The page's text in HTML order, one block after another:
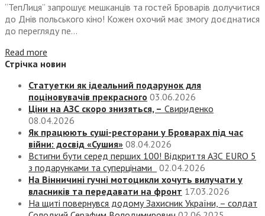
“ТепЛиця” запрошує мешканців та гостей Броварів долучитися
до Днів польського кіно! Кожен охочий має змогу доєднатися
до перегляду пе...
Read more
Стрічка новин
Статуетки як ідеальний подарунок для
поціновувачів прекрасного 03.06.2026
Ціни на АЗС скоро знизяться, – Свириденко
08.04.2026
Як працюють суші-ресторани у Броварах під час
війни: досвід «Сушия» 08.04.2026
Встигни бути серед перших 100! Відкриття АЗС EURO 5
з подарунками та суперцінами
02.04.2026
На Вінничині гучні мотоцикли хочуть вилучати у
власників та передавати на фронт 17.03.2026
На щиті повернувся додому Захисник України, – солдат